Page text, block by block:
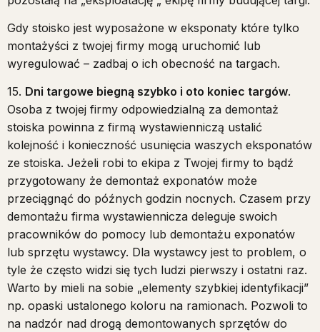
Gdy stoisko jest wyposażone w eksponaty które tylko
montażyści z twojej firmy mogą uruchomić lub
wyregulować – zadbaj o ich obecność na targach.
15. Dni targowe biegną szybko i oto koniec targów.
Osoba z twojej firmy odpowiedzialną za demontaż
stoiska powinna z firmą wystawienniczą ustalić
kolejność i konieczność usunięcia waszych eksponatów
ze stoiska. Jeżeli robi to ekipa z Twojej firmy to bądź
przygotowany że demontaż exponatów może
przeciągnąć do późnych godzin nocnych. Czasem przy
demontażu firma wystawiennicza deleguje swoich
pracowników do pomocy lub demontażu exponatów
lub sprzętu wystawcy. Dla wystawcy jest to problem, o
tyle że często widzi się tych ludzi pierwszy i ostatni raz.
Warto by mieli na sobie „elementy szybkiej identyfikacji”
np. opaski ustalonego koloru na ramionach. Pozwoli to
na nadzór nad drogą demontowanych sprzętów do